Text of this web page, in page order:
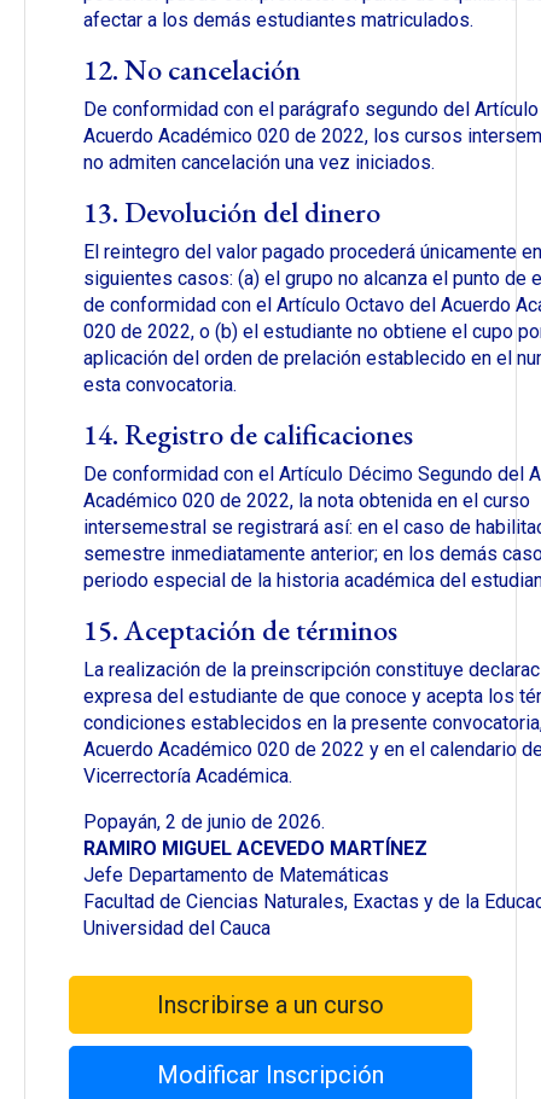
afectar a los demás estudiantes matriculados.
12. No cancelación
De conformidad con el parágrafo segundo del
Acuerdo Académico 020 de 2022, los cursos
no admiten cancelación una vez iniciados.
13. Devolución del dinero
El reintegro del valor pagado procederá únicamente
siguientes casos: (a) el grupo no alcanza el punto de
de conformidad con el Artículo Octavo del Acuerdo
020 de 2022, o (b) el estudiante no obtiene el cupo
aplicación del orden de prelación establecido en el
esta convocatoria.
14. Registro de calificaciones
De conformidad con el Artículo Décimo Segundo del
Académico 020 de 2022, la nota obtenida en el curso
intersemestral se registrará así: en el caso de
semestre inmediatamente anterior; en los demás
periodo especial de la historia académica del
15. Aceptación de términos
La realización de la preinscripción constituye
expresa del estudiante de que conoce y acepta los
condiciones establecidos en la presente
Acuerdo Académico 020 de 2022 y en el calendario
Vicerrectoría Académica.
Popayán, 2 de junio de 2026.
RAMIRO MIGUEL ACEVEDO MARTÍNEZ
Jefe Departamento de Matemáticas
Facultad de Ciencias Naturales, Exactas y de la
Universidad del Cauca
Inscribirse a un curso
Modificar Inscripción